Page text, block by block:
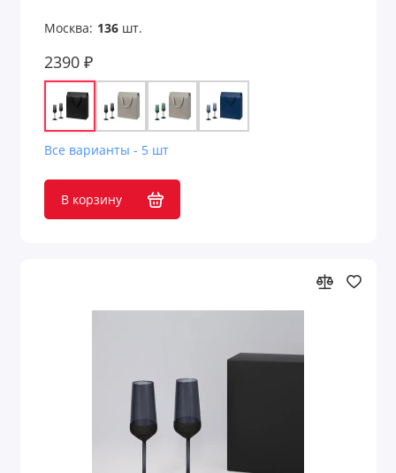
Москва: 136шт.
2390 ₽
Все варианты - 5 шт
В корзину